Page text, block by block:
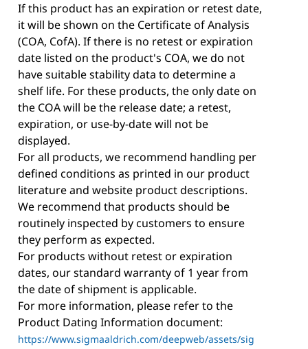
If this product has an expiration or retest date,
it will be shown on the Certificate of Analysis
(COA, CofA). If there is no retest or expiration
date listed on the product's COA, we do not
have suitable stability data to determine a
shelf life. For these products, the only date on
the COA will be the release date; a retest,
expiration, or use-by-date will not be
displayed.
For all products, we recommend handling per
defined conditions as printed in our product
literature and website product descriptions.
We recommend that products should be
routinely inspected by customers to ensure
they perform as expected.
For products without retest or expiration
dates, our standard warranty of 1 year from
the date of shipment is applicable.
For more information, please refer to the
Product Dating Information document:
https://www.sigmaaldrich.com/deepweb/assets/sig